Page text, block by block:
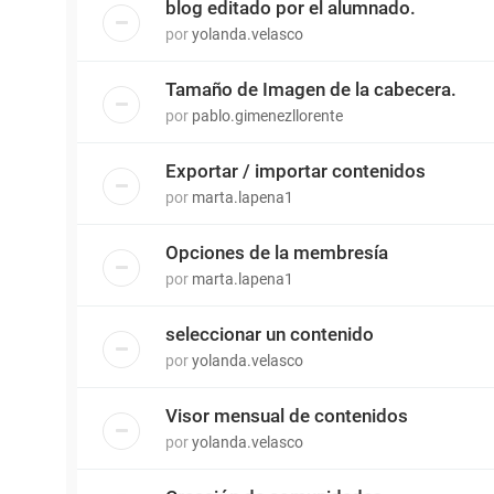
blog editado por el alumnado.
poryolanda.velasco
Tamaño de Imagen de la cabecera.
por pablo.gimenezllorente
Exportar / importar contenidos
por marta.lapena1
Opciones de la membresía
por marta.lapena1
seleccionar un contenido
poryolanda.velasco
Visor mensual de contenidos
poryolanda.velasco